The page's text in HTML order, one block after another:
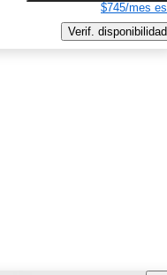
$745/mes
Verif. disponibilidad